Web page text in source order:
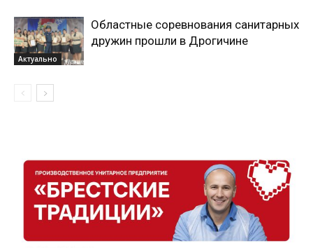
Актуально
Областные соревнования санитарных
дружин прошли в Дрогичине